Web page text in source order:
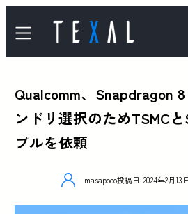
Qualcomm、Snapdragon
ンドリ選択のためTSMC
プルを依頼
masapoco投稿日 2024年2月13